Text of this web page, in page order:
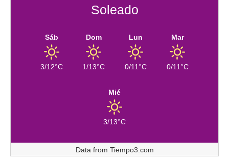
Soleado
Sáb
3/12°C
Dom
1/13°C
Lun
0/11°C
Mar
0/11°C
Mié
3/13°C
Data from Tiempo3.com